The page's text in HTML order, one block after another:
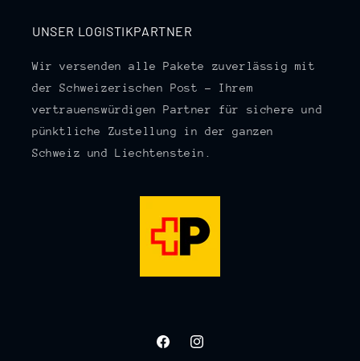
UNSER LOGISTIKPARTNER
Wir versenden alle Pakete zuverlässig mit
der Schweizerischen Post – Ihrem
vertrauenswürdigen Partner für sichere und
pünktliche Zustellung in der ganzen
Schweiz und Liechtenstein.
FacebookInstagram